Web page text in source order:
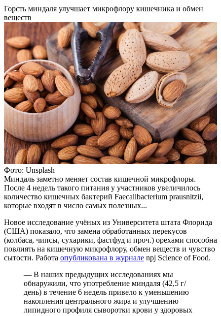
Горсть миндаля улучшает микрофлору кишечника и обмен
веществ
Фото: Unsplash
Миндаль заметно меняет состав кишечной микрофлоры.
После 4 недель такого питания у участников увеличилось
количество кишечных бактерий Faecalibacterium prausnitzii,
которые входят в число самых полезных...
Новое исследование учёных из Университета штата Флорида
(США) показало, что замена обработанных перекусов
(колбаса, чипсы, сухарики, фастфуд и проч.) орехами способна
повлиять на кишечную микрофлору, обмен веществ и чувство
сытости. Работа опубликована в журнале npj Science of Food.
— В наших предыдущих исследованиях мы
обнаружили, что употребление миндаля (42,5 г/
день) в течение 6 недель привело к уменьшению
накопления центрального жира и улучшению
липидного профиля сыворотки крови у здоровых